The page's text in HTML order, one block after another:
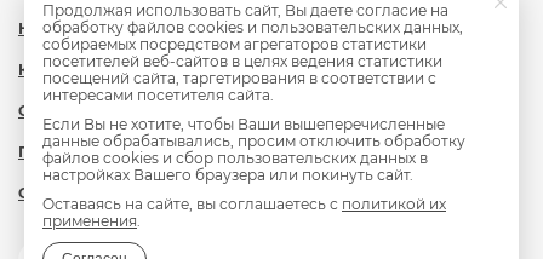
Новости
Контакты
Охрана труда
Политика обработки персональных данных
Сведения об образовательной организации
Продолжая использовать сайт, Вы даете согласие на
обработку файлов cookies и пользовательских данных,
собираемых посредством агрегаторов статистики
посетителей веб-сайтов в целях ведения статистики
посещений сайта, таргетирования в соответствии с
интересами посетителя сайта.
Если Вы не хотите, чтобы Ваши вышеперечисленные
данные обрабатывались, просим отключить обработку
файлов cookies и сбор пользовательских данных в
настройках Вашего браузера или покинуть сайт.
Оставаясь на сайте, вы соглашаетесь с политикой их
применения.